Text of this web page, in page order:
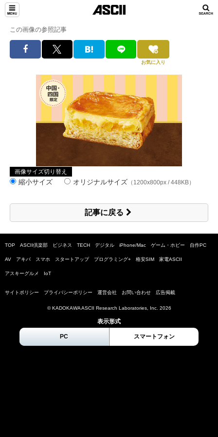
この画像の参照記事
お気に入り
画像サイズ切り替え
縮小サイズ オリジナルサイズ （1200x800px / 448KB）
記事に戻る
TOP ASCII倶楽部 ビジネス TECH デジタル iPhone/Mac ゲーム・ホビー 自作PC
AV アキバ スマホ スタートアップ プログラミング+ 格安SIM 家電ASCII
アスキーグルメ IoT
サイトポリシー プライバシーポリシー 運営会社 お問い合わせ 広告掲載
© KADOKAWA ASCII Research Laboratories, Inc. 2026
表示形式
PC スマートフォン